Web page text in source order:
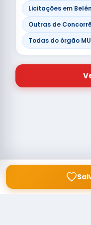
Licitações em
Outras de
Todas do órgão